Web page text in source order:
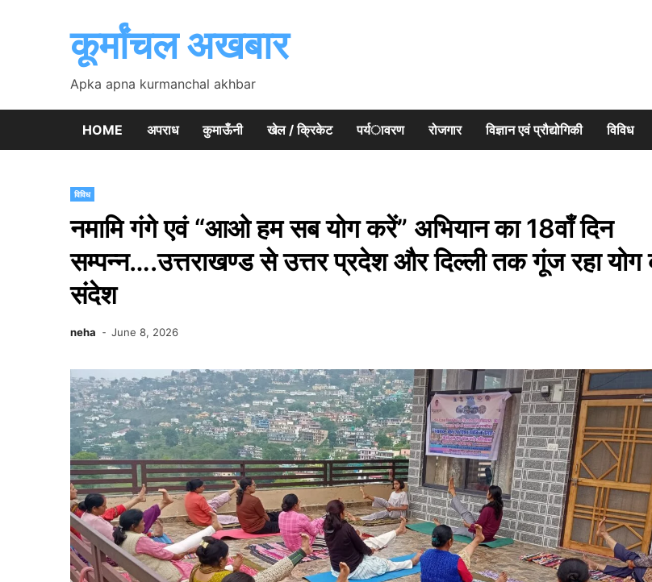
कूर्मांचल अखबार
Apka apna kurmanchal akhbar
HOME अपराध कुमाऊँनी खेल / क्रिकेट पर्यावरण रोजगार विज्ञान एवं प्रौद्योगिकी विविध
विविध
नमामि गंगे एवं “आओ हम सब योग करें” अभियान का 18वाँ दिन
सम्पन्न….उत्तराखण्ड से उत्तर प्रदेश और दिल्ली तक गूंज रहा योग
संदेश
neha June 8, 2026